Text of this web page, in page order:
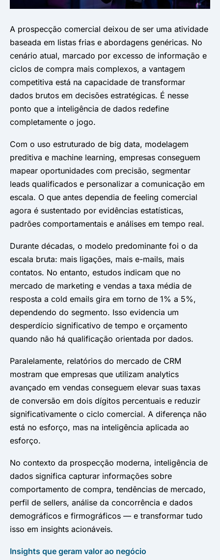
A prospecção comercial deixou de ser uma atividade
baseada em listas frias e abordagens genéricas. No
cenário atual, marcado por excesso de informação e
ciclos de compra mais complexos, a vantagem
competitiva está na capacidade de transformar
dados brutos em decisões estratégicas. É nesse
ponto que a inteligência de dados redefine
completamente o jogo.
Com o uso estruturado de big data, modelagem
preditiva e machine learning, empresas conseguem
mapear oportunidades com precisão, segmentar
leads qualificados e personalizar a comunicação em
escala. O que antes dependia de feeling comercial
agora é sustentado por evidências estatísticas,
padrões comportamentais e análises em tempo real.
Durante décadas, o modelo predominante foi o da
escala bruta: mais ligações, mais e-mails, mais
contatos. No entanto, estudos indicam que no
mercado de marketing e vendas a taxa média de
resposta a cold emails gira em torno de 1% a 5%,
dependendo do segmento. Isso evidencia um
desperdício significativo de tempo e orçamento
quando não há qualificação orientada por dados.
Paralelamente, relatórios do mercado de CRM
mostram que empresas que utilizam analytics
avançado em vendas conseguem elevar suas taxas
de conversão em dois dígitos percentuais e reduzir
significativamente o ciclo comercial. A diferença não
está no esforço, mas na inteligência aplicada ao
esforço.
No contexto da prospecção moderna, inteligência de
dados significa capturar informações sobre
comportamento de compra, tendências de mercado,
perfil de sellers, análise da concorrência e dados
demográficos e firmográficos — e transformar tudo
isso em insights acionáveis.
Insights que geram valor ao negócio